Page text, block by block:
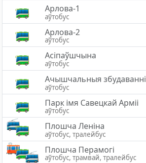
Арлова-1
аўтобус
Арлова-2
аўтобус
Асіпаўшчына
аўтобус
Ачышчальныя збудаванні
аўтобус
Парк імя Савецкай Арміі
аўтобус
Плошча Леніна
аўтобус, тралейбус
Плошча Перамогі
аўтобус, трамвай, тралейбус